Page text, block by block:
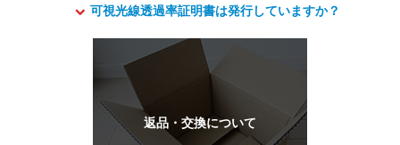
可視光線透過率証明書は発行していますか？